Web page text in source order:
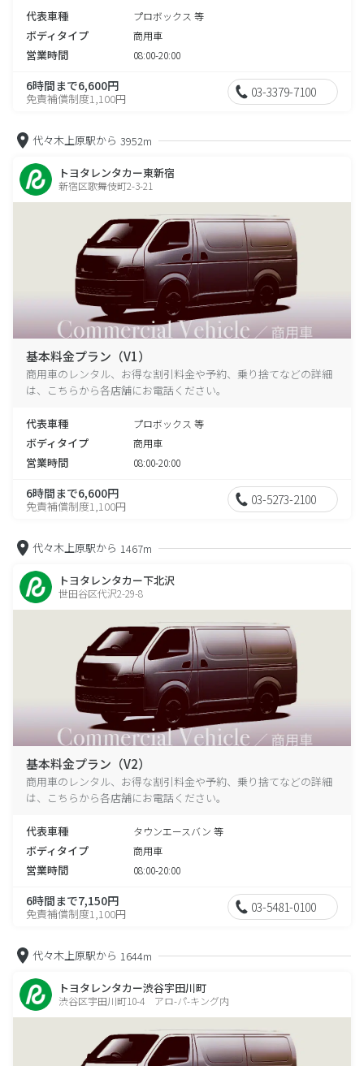
代表車種 プロボックス 等
ボディタイプ 商用車
営業時間 08:00-20:00
6時間まで6,600円
免責補償制度1,100円 03-3379-7100
代々木上原駅から 3952m
トヨタレンタカー東新宿
新宿区歌舞伎町2-3-21
基本料金プラン（V1）
商用車のレンタル、お得な割引料金や予約、乗り捨てなどの詳細
は、こちらから各店舗にお電話ください。
代表車種 プロボックス 等
ボディタイプ 商用車
営業時間 08:00-20:00
6時間まで6,600円
免責補償制度1,100円 03-5273-2100
代々木上原駅から 1467m
トヨタレンタカー下北沢
世田谷区代沢2-29-8
基本料金プラン（V2）
商用車のレンタル、お得な割引料金や予約、乗り捨てなどの詳細
は、こちらから各店舗にお電話ください。
代表車種 タウンエースバン 等
ボディタイプ 商用車
営業時間 08:00-20:00
6時間まで7,150円
免責補償制度1,100円 03-5481-0100
代々木上原駅から 1644m
トヨタレンタカー渋谷宇田川町
渋谷区宇田川町10-4 アロ-パ-キング内